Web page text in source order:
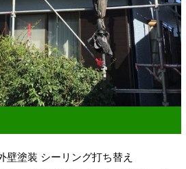
壁塗装 シーリング打ち替え